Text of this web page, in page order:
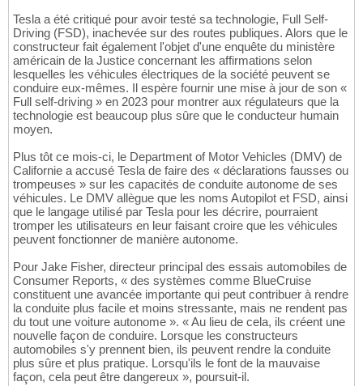
Tesla a été critiqué pour avoir testé sa technologie, Full Self-
Driving (FSD), inachevée sur des routes publiques. Alors que le
constructeur fait également l'objet d'une enquête du ministère
américain de la Justice concernant les affirmations selon
lesquelles les véhicules électriques de la société peuvent se
conduire eux-mêmes. Il espère fournir une mise à jour de son «
Full self-driving » en 2023 pour montrer aux régulateurs que la
technologie est beaucoup plus sûre que le conducteur humain
moyen.
Plus tôt ce mois-ci, le Department of Motor Vehicles (DMV) de
Californie a accusé Tesla de faire des « déclarations fausses ou
trompeuses » sur les capacités de conduite autonome de ses
véhicules. Le DMV allègue que les noms Autopilot et FSD, ainsi
que le langage utilisé par Tesla pour les décrire, pourraient
tromper les utilisateurs en leur faisant croire que les véhicules
peuvent fonctionner de manière autonome.
Pour Jake Fisher, directeur principal des essais automobiles de
Consumer Reports, « des systèmes comme BlueCruise
constituent une avancée importante qui peut contribuer à rendre
la conduite plus facile et moins stressante, mais ne rendent pas
du tout une voiture autonome ». « Au lieu de cela, ils créent une
nouvelle façon de conduire. Lorsque les constructeurs
automobiles s'y prennent bien, ils peuvent rendre la conduite
plus sûre et plus pratique. Lorsqu'ils le font de la mauvaise
façon, cela peut être dangereux », poursuit-il.